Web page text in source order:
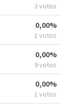
3 votos
0,00%
1 votos
0,00%
9 votos
0,00%
1 votos